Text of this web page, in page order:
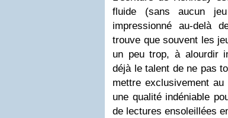
fluide (sans aucun
impressionné au-delà
trouve que souvent les
un peu trop, à alourdir
déjà le talent de ne pas
mettre exclusivement
une qualité indéniable
de lectures ensoleillées